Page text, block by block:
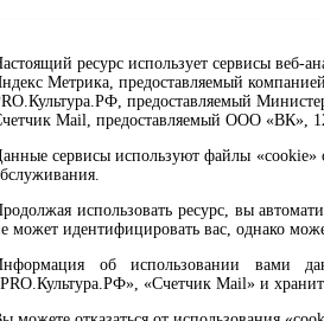
услуг
директору
ресурс использует сервисы веб-
Метрика, предоставляемый
предоставляемый
Mail, предоставляемый ООО «ВК»,
сервисы используют файлы «cookie»
использовать ресурс, вы
может идентифицировать вас, однако
об использовании вами
«Счетчик Mail» и